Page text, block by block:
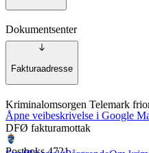
Dokumentsenter
Postboks 694
Fakturaadresse
Kriminalomsorgen Telemark
DFØ fakturamottak
Åpne veibeskrivelse i Google